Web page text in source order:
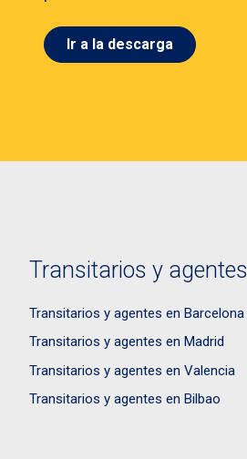
Ir a la descarga
Transitarios y agentes
Transitarios y agentes en Barcelona
Transitarios y agentes en Madrid
Transitarios y agentes en Valencia
Transitarios y agentes en Bilbao